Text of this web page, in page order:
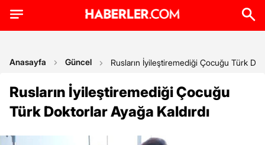
Anasayfa Güncel Rusların İyileştiremediği Çocuğu Türk
Rusların İyileştiremediği Çocuğu
Türk Doktorlar Ayağa Kaldırdı